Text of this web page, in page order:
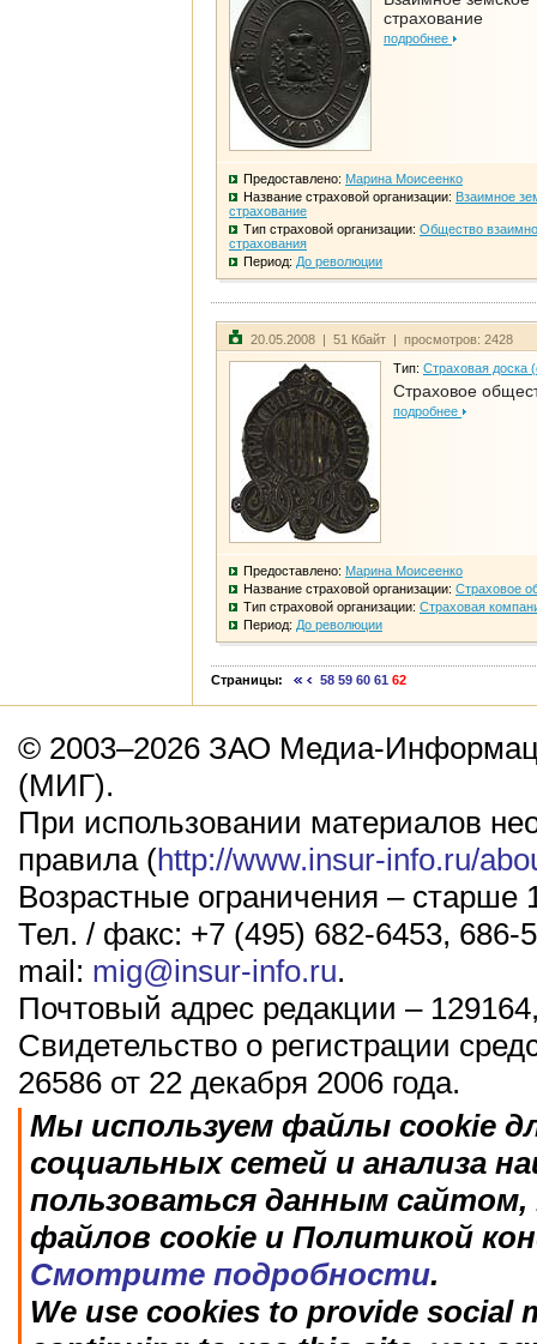
страхование
подробнее
Предоставлено: Марина Моисеенко
Название страховой организации: Взаимное
страхование
Тип страховой организации: Общество
страхования
Период: До революции
20.05.2008 | 51 Кбайт | просмотров: 2428
Тип: Страховая доска
Страховое
подробнее
Предоставлено: Марина Моисеенко
Название страховой организации: Страховое
Тип страховой организации: Страховая
Период: До революции
Страницы: 58 59 60 61 62
© 2003–2026 ЗАО Медиа-
(МИГ).
При использовании материалов
правила (http://www.insur-info.ru/
Возрастные ограничения – старше
Тел. / факс: +7 (495) 682-6453, 686-
mail: mig@insur-info.ru.
Почтовый адрес редакции –
Свидетельство о регистрации
26586 от 22 декабря 2006 года.
Мы используем файлы cookie
социальных сетей и анализа
пользоваться данным
файлов cookie и Политикой
Смотрите подробности.
We use cookies to provide social